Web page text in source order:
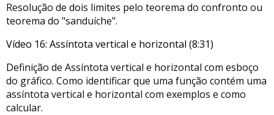
Resolução de dois limites pelo teorema do confronto ou
teorema do "sanduíche".
Vídeo 16: Assíntota vertical e horizontal (8:31)
Definição de Assíntota vertical e horizontal com esboço
do gráfico. Como identificar que uma função contém uma
assíntota vertical e horizontal com exemplos e como
calcular.